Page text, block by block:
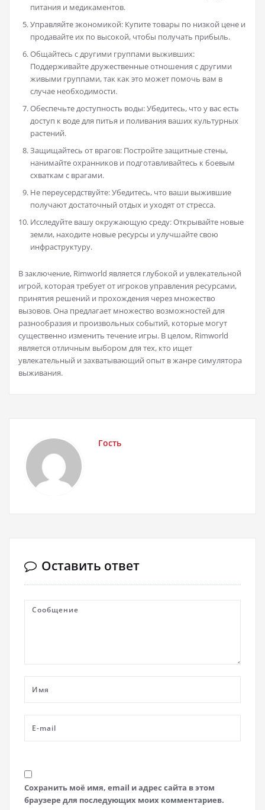
питания и медикаментов.
Управляйте экономикой: Купите товары по низкой цене и
продавайте их по высокой, чтобы получать прибыль.
Общайтесь с другими группами выживших:
Поддерживайте дружественные отношения с другими
живыми группами, так как это может помочь вам в
случае необходимости.
Обеспечьте доступность воды: Убедитесь, что у вас есть
доступ к воде для питья и поливания ваших культурных
растений.
Защищайтесь от врагов: Постройте защитные стены,
нанимайте охранников и подготавливайтесь к боевым
схваткам с врагами.
Не переусердствуйте: Убедитесь, что ваши выжившие
получают достаточный отдых и уходят от стресса.
Исследуйте вашу окружающую среду: Открывайте новые
земли, находите новые ресурсы и улучшайте свою
инфраструктуру.
В заключение, Rimworld является глубокой и увлекательной
игрой, которая требует от игроков управления ресурсами,
принятия решений и прохождения через множество
вызовов. Она предлагает множество возможностей для
разнообразия и произвольных событий, которые могут
существенно изменить течение игры. В целом, Rimworld
является отличным выбором для тех, кто ищет
увлекательный и захватывающий опыт в жанре симулятора
выживания.
Гость
Оставить ответ
Сохранить моё имя, email и адрес сайта в этом
браузере для последующих моих комментариев.